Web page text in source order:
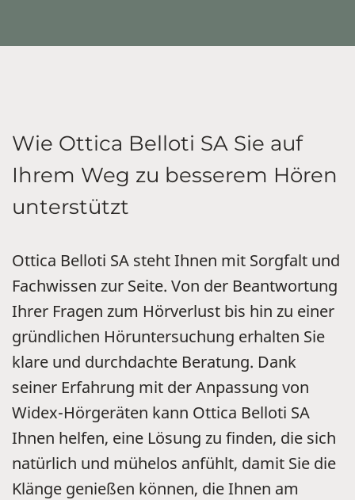
Wie Ottica Belloti SA Sie auf
Ihrem Weg zu besserem Hören
unterstützt
Ottica Belloti SA steht Ihnen mit Sorgfalt und
Fachwissen zur Seite. Von der Beantwortung
Ihrer Fragen zum Hörverlust bis hin zu einer
gründlichen Höruntersuchung erhalten Sie
klare und durchdachte Beratung. Dank
seiner Erfahrung mit der Anpassung von
Widex-Hörgeräten kann Ottica Belloti SA
Ihnen helfen, eine Lösung zu finden, die sich
natürlich und mühelos anfühlt, damit Sie die
Klänge genießen können, die Ihnen am